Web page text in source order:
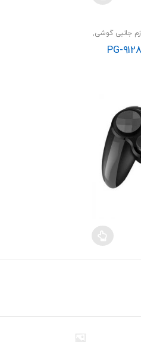
جانبی گوشی,